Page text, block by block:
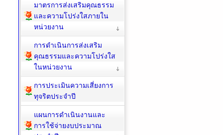
มาตรการส่งเสริมคุณธรรม
และความโปร่งใสภายใน
หน่วยงาน
การดำเนินการส่งเสริม
คุณธรรมและความโปร่งใส
ในหน่วยงาน
การประเมินความเสี่ยงการ
ทุจริตประจำปี
แผนการดำเนินงานและ
การใช้จ่ายงบประมาณ